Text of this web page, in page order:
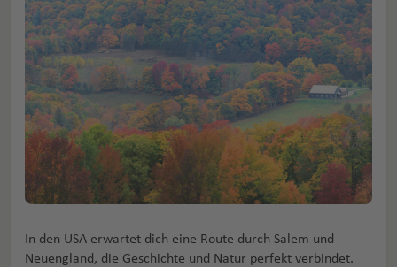
In den USA erwartet dich eine Route durch Salem und
Neuengland, die Geschichte und Natur perfekt verbindet.